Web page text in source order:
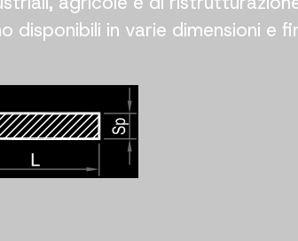
disponibili in varie dimensioni e